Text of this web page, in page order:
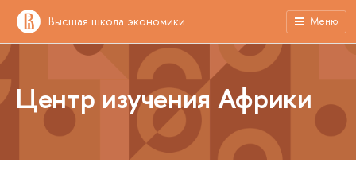
Высшая школа экономики Меню
Центр изучения Африки